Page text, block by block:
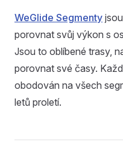
WeGlide Segmenty
porovnat svůj výkon s
Jsou to oblíbené trasy,
porovnat své časy.
obodován na všech
letů proletí.